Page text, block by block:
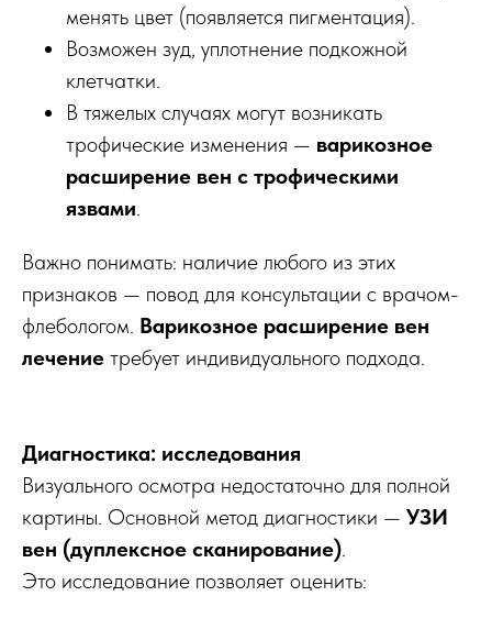
менять цвет (появляется пигментация).
Возможен зуд, уплотнение подкожной
клетчатки.
В тяжелых случаях могут возникать
трофические изменения — варикозное
расширение вен с трофическими
язвами.
Важно понимать: наличие любого из этих
признаков — повод для консультации с врачом-
флебологом. Варикозное расширение вен
лечение требует индивидуального подхода.
Диагностика: исследования
Визуального осмотра недостаточно для полной
картины. Основной метод диагностики — УЗИ
вен (дуплексное сканирование).
Это исследование позволяет оценить: